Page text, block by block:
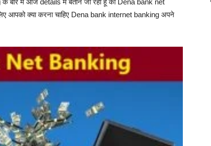
बारे में आज details में बताने जा रहा हूँ की Dena bank net
क्या करना चाहिए Dena bank internet banking अपने